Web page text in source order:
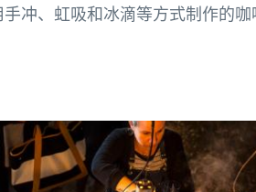
冲、虹吸和冰滴等方式制作的